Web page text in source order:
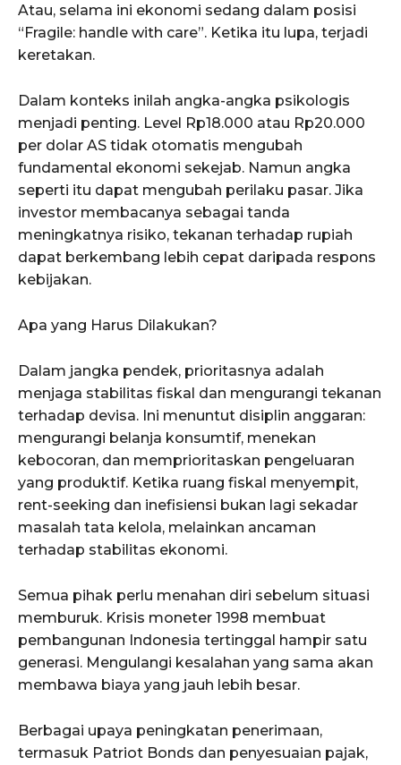
Atau, selama ini ekonomi sedang dalam posisi
“Fragile: handle with care”. Ketika itu lupa, terjadi
keretakan.
Dalam konteks inilah angka-angka psikologis
menjadi penting. Level Rp18.000 atau Rp20.000
per dolar AS tidak otomatis mengubah
fundamental ekonomi sekejab. Namun angka
seperti itu dapat mengubah perilaku pasar. Jika
investor membacanya sebagai tanda
meningkatnya risiko, tekanan terhadap rupiah
dapat berkembang lebih cepat daripada respons
kebijakan.
Apa yang Harus Dilakukan?
Dalam jangka pendek, prioritasnya adalah
menjaga stabilitas fiskal dan mengurangi tekanan
terhadap devisa. Ini menuntut disiplin anggaran:
mengurangi belanja konsumtif, menekan
kebocoran, dan memprioritaskan pengeluaran
yang produktif. Ketika ruang fiskal menyempit,
rent-seeking dan inefisiensi bukan lagi sekadar
masalah tata kelola, melainkan ancaman
terhadap stabilitas ekonomi.
Semua pihak perlu menahan diri sebelum situasi
memburuk. Krisis moneter 1998 membuat
pembangunan Indonesia tertinggal hampir satu
generasi. Mengulangi kesalahan yang sama akan
membawa biaya yang jauh lebih besar.
Berbagai upaya peningkatan penerimaan,
termasuk Patriot Bonds dan penyesuaian pajak,